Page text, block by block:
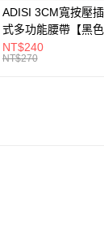
」，訂單成立後會自
分期的期數、繳款截
用金額請依後續交易
確認交易或遇審核未
之後才付款」的支付
ADISI 3CM寬按壓
式多功能腰帶【黑色
AS26047 / MIT台灣
NT$240
NT$270